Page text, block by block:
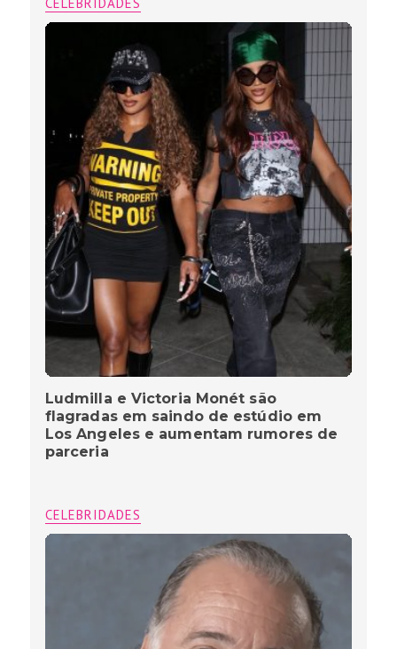
CELEBRIDADES
Ludmilla e Victoria Monét são
flagradas em saindo de estúdio em
Los Angeles e aumentam rumores de
parceria
CELEBRIDADES